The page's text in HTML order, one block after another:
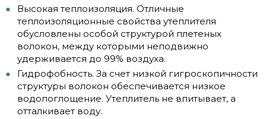
Высокая теплоизоляция. Отличные
теплоизоляционные свойства утеплителя
обусловлены особой структурой плетеных
волокон, между которыми неподвижно
удерживается до 99% воздуха.
Гидрофобность. За счет низкой гигроскопичности
структуры волокон обеспечивается низкое
водопоглощение. Утеплитель не впитывает, а
отталкивает воду.